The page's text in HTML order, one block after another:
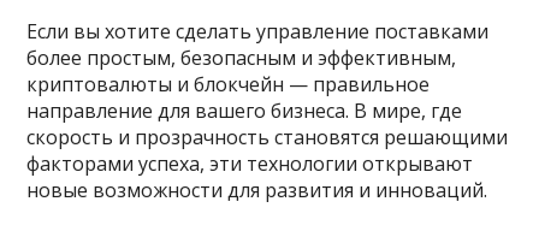
Если вы хотите сделать управление поставками
более простым, безопасным и эффективным,
криптовалюты и блокчейн — правильное
направление для вашего бизнеса. В мире, где
скорость и прозрачность становятся решающими
факторами успеха, эти технологии открывают
новые возможности для развития и инноваций.